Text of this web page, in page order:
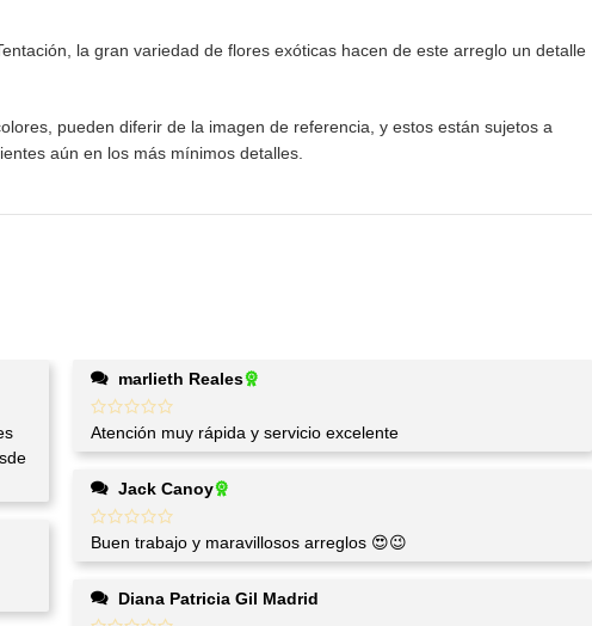
la gran variedad de flores exóticas hacen de este arreglo un detalle
pueden diferir de la imagen de referencia, y estos están sujetos a
aún en los más mínimos detalles.
marlieth Reales
Atención muy rápida y servicio excelente
Jack Canoy
Buen trabajo y maravillosos arreglos 😍😉
Diana Patricia Gil Madrid